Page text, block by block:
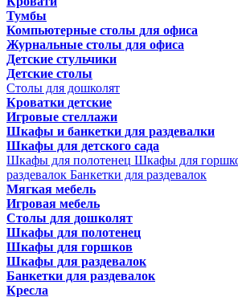
Тумбы
Компьютерные столы для офиса
Журнальные столы для офиса
Детские стульчики
Детские столы
Столы для дошколят
Кроватки детские
Игровые стеллажи
Шкафы и банкетки для раздевалки
Шкафы для детского сада
Шкафы для полотенец Шкафы для
раздевалок Банкетки для раздевалок
Мягкая мебель
Игровая мебель
Столы для дошколят
Шкафы для полотенец
Шкафы для горшков
Шкафы для раздевалок
Банкетки для раздевалок
Кресла